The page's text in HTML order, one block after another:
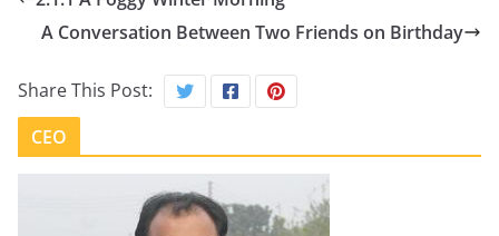
A Conversation Between Two Friends on Birthday
Share This Post:
CEO